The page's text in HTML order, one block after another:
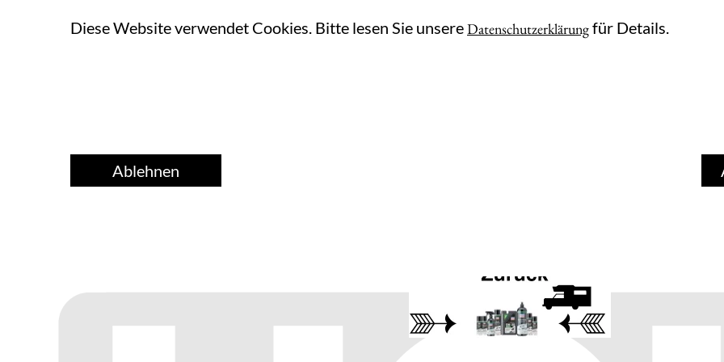
Diese Website verwendet Cookies. Bitte lesen Sie unsereDatenschutzerklärungfür Details.
Ablehnen